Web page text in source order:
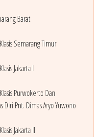
Barat
Semarang Timur
Jakarta I
Purwokerto Dan
Diri Pnt. Dimas Aryo Yuwono
Jakarta II